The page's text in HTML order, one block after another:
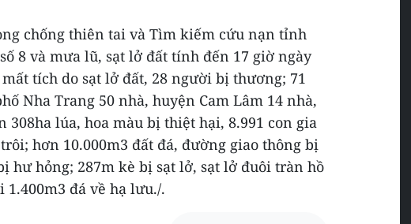
chống thiên tai và Tìm kiếm cứu nạn tỉnh
8 và mưa lũ, sạt lở đất tính đến 17 giờ ngày
tích do sạt lở đất, 28 người bị thương; 71
Nha Trang 50 nhà, huyện Cam Lâm 14 nhà,
308ha lúa, hoa màu bị thiệt hại, 8.991 con gia
hơn 10.000m3 đất đá, đường giao thông bị
hư hỏng; 287m kè bị sạt lở, sạt lở đuôi tràn hồ
đá về hạ lưu./.